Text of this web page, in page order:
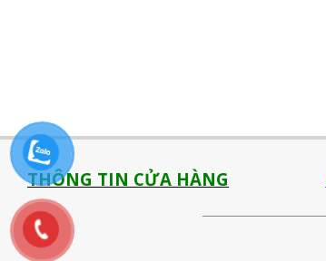
THÔNG TIN CỬA HÀNG